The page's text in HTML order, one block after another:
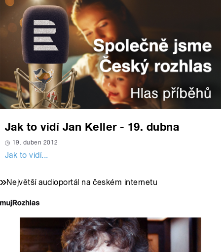
Jak to vidí Jan Keller - 19. dubna
19. duben 2012
Jak to vidí...
Největší audioportál na českém internetu